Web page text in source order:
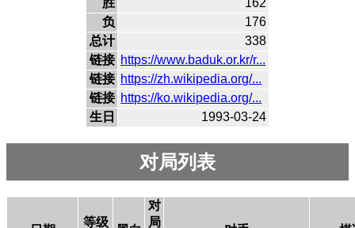
胜
162
负
176
总计
338
链接 https://www.baduk.or.kr/r...
链接 https://zh.wikipedia.org/...
链接 https://ko.wikipedia.org/...
生日
1993-03-24
对局列表
等级
对
局